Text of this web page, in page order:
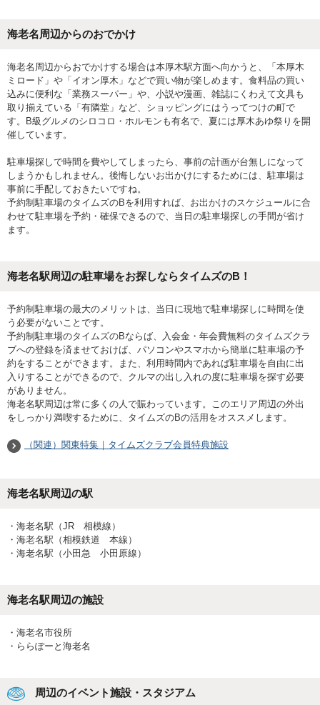
海老名周辺からのおでかけ
海老名周辺からおでかけする場合は本厚木駅方面へ向かうと、「本厚木
ミロード」や「イオン厚木」などで買い物が楽しめます。食料品の買い
込みに便利な「業務スーパー」や、小説や漫画、雑誌にくわえて文具も
取り揃えている「有隣堂」など、ショッピングにはうってつけの町で
す。B級グルメのシロコロ・ホルモンも有名で、夏には厚木あゆ祭りを開
催しています。
駐車場探しで時間を費やしてしまったら、事前の計画が台無しになって
しまうかもしれません。後悔しないお出かけにするためには、駐車場は
事前に手配しておきたいですね。
予約制駐車場のタイムズのBを利用すれば、お出かけのスケジュールに合
わせて駐車場を予約・確保できるので、当日の駐車場探しの手間が省け
ます。
海老名駅周辺の駐車場をお探しならタイムズのB！
予約制駐車場の最大のメリットは、当日に現地で駐車場探しに時間を使
う必要がないことです。
予約制駐車場のタイムズのBならば、入会金・年会費無料のタイムズクラ
ブへの登録を済ませておけば、パソコンやスマホから簡単に駐車場の予
約をすることができます。また、利用時間内であれば駐車場を自由に出
入りすることができるので、クルマの出し入れの度に駐車場を探す必要
がありません。
海老名駅周辺は常に多くの人で賑わっています。このエリア周辺の外出
をしっかり満喫するために、タイムズのBの活用をオススメします。
（関連）関東特集｜タイムズクラブ会員特典施設
海老名駅周辺の駅
・ 海老名駅（JR 相模線）
・ 海老名駅（相模鉄道 本線）
・ 海老名駅（小田急 小田原線）
海老名駅周辺の施設
・ 海老名市役所
・ ららぽーと海老名
周辺のイベント施設・スタジアム